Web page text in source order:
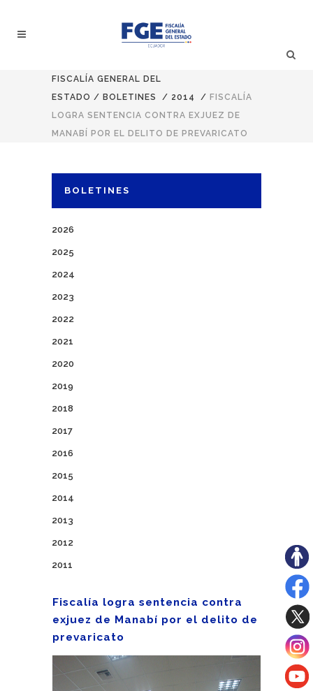
FISCALÍA GENERAL DEL
ESTADO / BOLETINES / 2014 / FISCALÍA
LOGRA SENTENCIA CONTRA EXJUEZ DE
MANABÍ POR EL DELITO DE PREVARICATO
BOLETINES
2026
2025
2024
2023
2022
2021
2020
2019
2018
2017
2016
2015
2014
2013
2012
2011
Fiscalía logra sentencia contra
exjuez de Manabí por el delito de
prevaricato